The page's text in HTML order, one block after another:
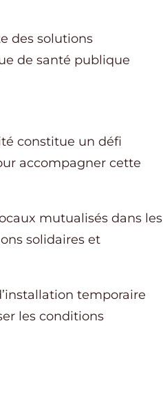
des solutions
de santé publique
constitue un défi
accompagner cette
mutualisés dans les
solidaires et
temporaire
les conditions